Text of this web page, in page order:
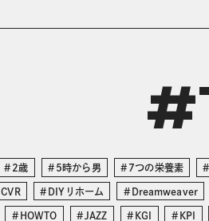
#
2歳 5時から男 7つの栄養素
CVR DIYリホーム Dreamweaver
HOWTO JAZZ KGI KPI